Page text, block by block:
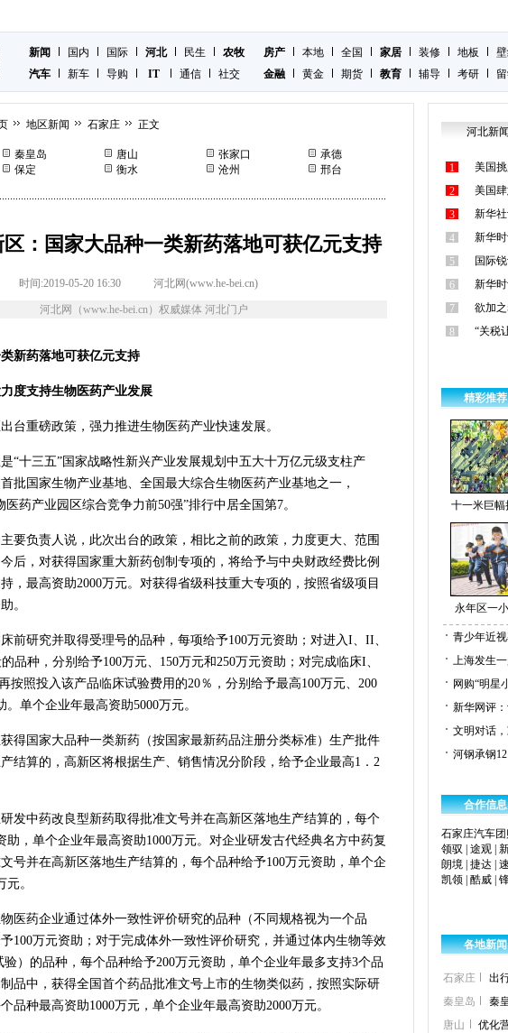
新闻 国内 国际 河北 民生
农牧
汽车
新车 导购 IT 通信 社交
房产 本地 全国 家居 装修 地板
金融
黄金 期货 教育 辅导 考研
地区新闻 石家庄 正文
秦皇岛 唐山 张家口
承德
保定 衡水 沧州
邢台
：国家大品种一类新药落地可获亿元支持
时间:2019-05-20 16:30 河北网(www.he-bei.cn)
河北网（www.he-bei.cn）权威媒体 河北门户
新药落地可获亿元支持
度支持生物医药产业发展
台重磅政策，强力推进生物医药产业快速发展。
“十三五”国家战略性新兴产业发展规划中五大十万亿元级支柱产
批国家生物产业基地、全国最大综合生物医药产业基地之一，
医药产业园区综合竞争力前50强”排行中居全国第7。
要负责人说，此次出台的政策，相比之前的政策，力度更大、范围
后，对获得国家重大新药创制专项的，将给予与中央财政经费比例
，最高资助2000万元。对获得省级科技重大专项的，按照省级项目
。
前研究并取得受理号的品种，每项给予100万元资助；对进入I、II、
品种，分别给予100万元、150万元和250万元资助；对完成临床I、
按照投入该产品临床试验费用的20％，分别给予最高100万元、200
。单个企业年最高资助5000万元。
得国家大品种一类新药（按国家最新药品注册分类标准）生产批件
结算的，高新区将根据生产、销售情况分阶段，给予企业最高1．2
发中药改良型新药取得批准文号并在高新区落地生产结算的，每个
助，单个企业年最高资助1000万元。对企业研发古代经典名方中药复
号并在高新区落地生产结算的，每个品种给予100万元资助，单个企
。
医药企业通过体外一致性评价研究的品种（不同规格视为一个品
100万元资助；对于完成体外一致性评价研究，并通过体内生物等效
）的品种，每个品种给予200万元资助，单个企业年最多支持3个品
品中，获得全国首个药品批准文号上市的生物类似药，按照实际研
品种最高资助1000万元，单个企业年最高资助2000万元。
河北新闻
1
美国
2
美国
3
新华
4
新华
5
国际
6
新华
7
欲加
8
“关税
精彩推荐
十一米巨幅
永年区一
青少年近
上海发生
网购“明星
新华网评
文明对话
河钢承钢
合作信息
石家庄汽车团
领驭
途观
朗境 捷达
凯领 酷威
各地新闻
石家庄
出
秦皇岛
秦
唐山
优化